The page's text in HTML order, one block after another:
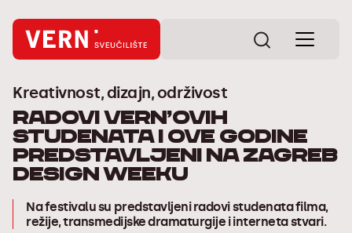
Kreativnost, dizajn, održivost
Radovi VERN’ovih
studenata i ove godine
predstavljeni na Zagreb
Design Weeku
Na festivalu su predstavljeni radovi studenata filma,
režije, transmedijske dramaturgije i interneta stvari.